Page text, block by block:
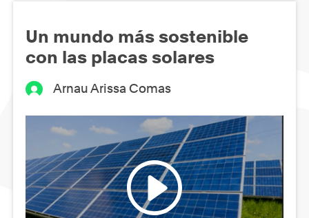
Un mundo más sostenible
con las placas solares
Arnau Arissa Comas